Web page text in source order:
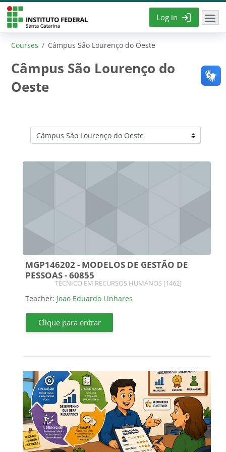
Skip to main content
Log in
Courses Câmpus São Lourenço do Oeste
Câmpus São Lourenço do
Oeste
Course categories
MGP146202 - MODELOS DE GESTÃO DE
PESSOAS - 60855
Course category
TÉCNICO EM RECURSOS HUMANOS [1462]
Teacher: Joao Eduardo Linhares
Clique para entrar